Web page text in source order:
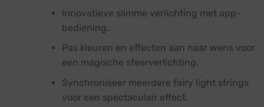
Innovatieve slimme verlichting met app-
bediening.
Pas kleuren en effecten aan naar wens voor
een magische sfeerverlichting.
Synchroniseer meerdere fairy light strings
voor een spectaculair effect.